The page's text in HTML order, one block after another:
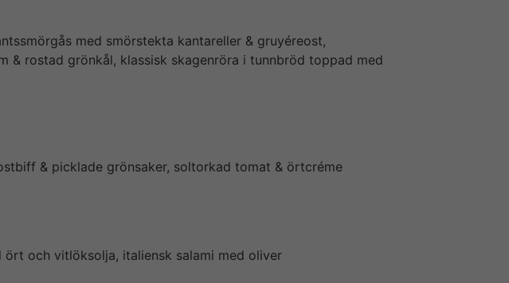
med smörstekta kantareller & gruyéreost,
rostad grönkål, klassisk skagenröra i tunnbröd toppad med
& picklade grönsaker, soltorkad tomat & örtcréme
och vitlöksolja, italiensk salami med oliver